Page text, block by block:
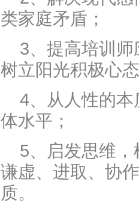
类家庭矛盾；
3、提高培训
树立阳光积极心
4、从人性的
体水平；
5、启发思维
谦虚、进取、协
质。